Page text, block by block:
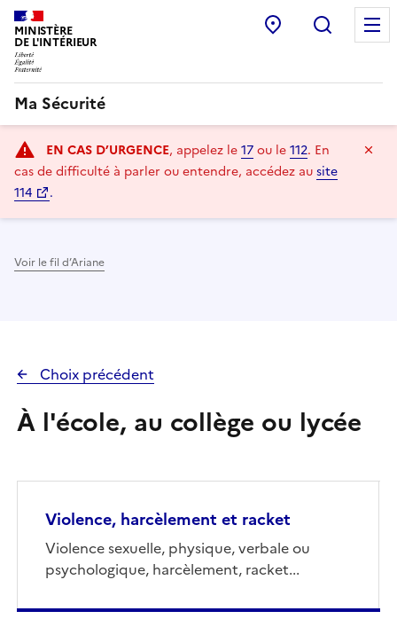
MINISTÈRE
DE L'INTÉRIEUR
Commissariat
Ma Sécurité
principaleEN CAS D’URGENCE, appelez le17ou le112. En
cas de difficulté à parler ou entendre, accédez ausite
114
.
Voir le fil d’Ariane
Choix précédent
À l'école, au collège ou lycée
Violence, harcèlement et racket
Violence sexuelle, physique, verbale ou
psychologique, harcèlement, racket...